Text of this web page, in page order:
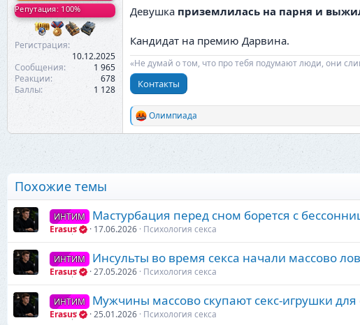
Репутация: 100%
Регистрация
10.12.2025
Сообщения
1 965
Реакции
678
Баллы
1 128
Девушка приземлилась на парня и
Кандидат на премию Дарвина.
«Не думай о том, что про тебя подумают люди, они
Контакты
Р
е
:
Олимпиада
Похожие темы
ИНТИМ Мастурбация перед сном борется с
Erasus 17.06.2026 Психология секса
ИНТИМ Инсульты во время секса начали массово
Erasus 27.05.2026 Психология секса
ИНТИМ Мужчины массово скупают секс-игрушки для
Erasus 25.01.2026 Психология секса